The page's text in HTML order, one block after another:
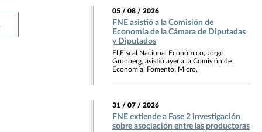
05 / 08 / 2026
FNE asistió a la Comisión de
Economía de la Cámara de Diputadas
y Diputados
El Fiscal Nacional Económico, Jorge
Grunberg, asistió ayer a la Comisión de
Economía, Fomento; Micro,
31 / 07 / 2026
FNE extiende a Fase 2 investigación
sobre asociación entre las productoras